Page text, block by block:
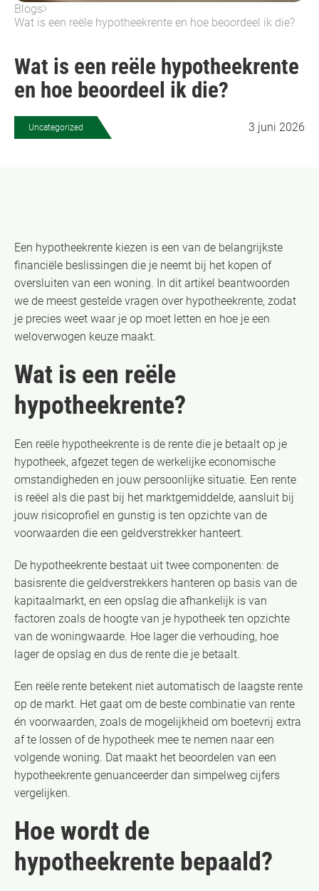
Blogs
Wat is een reële hypotheekrente en hoe beoordeel ik die?
Wat is een reële hypotheekrente
en hoe beoordeel ik die?
Uncategorized 3 juni 2026
Een hypotheekrente kiezen is een van de belangrijkste
financiële beslissingen die je neemt bij het kopen of
oversluiten van een woning. In dit artikel beantwoorden
we de meest gestelde vragen over hypotheekrente, zodat
je precies weet waar je op moet letten en hoe je een
weloverwogen keuze maakt.
Wat is een reële
hypotheekrente?
Een reële hypotheekrente is de rente die je betaalt op je
hypotheek, afgezet tegen de werkelijke economische
omstandigheden en jouw persoonlijke situatie. Een rente
is reëel als die past bij het marktgemiddelde, aansluit bij
jouw risicoprofiel en gunstig is ten opzichte van de
voorwaarden die een geldverstrekker hanteert.
De hypotheekrente bestaat uit twee componenten: de
basisrente die geldverstrekkers hanteren op basis van de
kapitaalmarkt, en een opslag die afhankelijk is van
factoren zoals de hoogte van je hypotheek ten opzichte
van de woningwaarde. Hoe lager die verhouding, hoe
lager de opslag en dus de rente die je betaalt.
Een reële rente betekent niet automatisch de laagste rente
op de markt. Het gaat om de beste combinatie van rente
én voorwaarden, zoals de mogelijkheid om boetevrij extra
af te lossen of de hypotheek mee te nemen naar een
volgende woning. Dat maakt het beoordelen van een
hypotheekrente genuanceerder dan simpelweg cijfers
vergelijken.
Hoe wordt de
hypotheekrente bepaald?